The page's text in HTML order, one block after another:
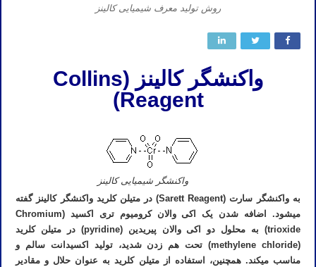
روش تولید معرف شیمیایی کالینز
واکنشگر کالینز (Collins
Reagent)
واکنشگر شیمیایی کالینز
به واکنشگر سارت (Sarett Reagent) در متیلن کلرید واکنشگر کالینز گفته
میشود. اضافه شدن یک اکی والان کرومیوم تری اکسید (Chromium
trioxide) به محلول دو اکی والان پیریدین (pyridine) در متیلن کلرید
(methylene chloride) تحت هم زدن شدید، تولید اکسیدانت سالم و
مناسب میکند. همچنین، استفاده از متیلن کلرید به عنوان حلال و مقادیر